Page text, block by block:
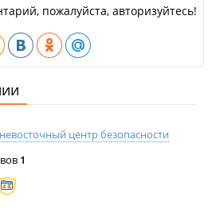
пожалуйста, авторизуйтесь!
центр безопасности
1